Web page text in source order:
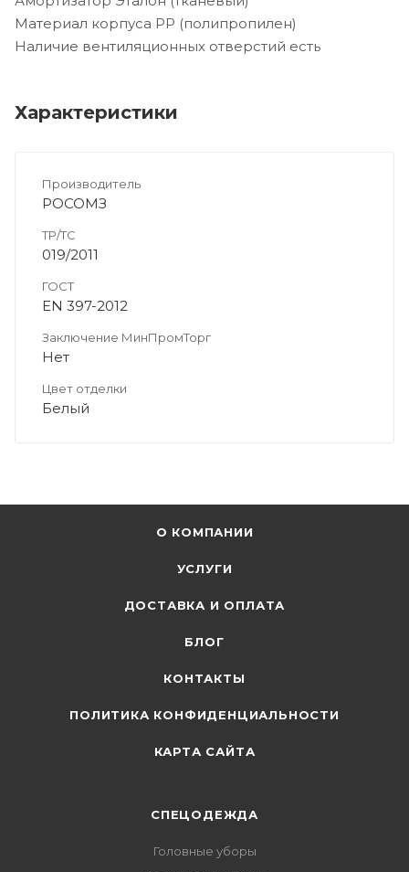
Материал корпуса PP (полипропилен)
Наличие вентиляционных отверстий есть
Характеристики
Производитель
РОСОМЗ
ТР/ТС
019/2011
ГОСТ
EN 397-2012
Заключение МинПромТорг
Нет
Цвет отделки
Белый
О КОМПАНИИ
УСЛУГИ
ДОСТАВКА И ОПЛАТА
БЛОГ
КОНТАКТЫ
ПОЛИТИКА КОНФИДЕНЦИАЛЬНОСТИ
КАРТА САЙТА
СПЕЦОДЕЖДА
Головные уборы